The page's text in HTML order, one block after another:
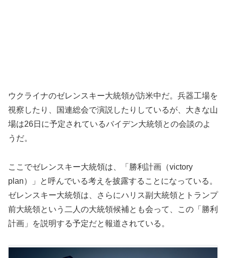
ウクライナのゼレンスキー大統領が訪米中だ。兵器工場を
視察したり、国連総会で演説したりしているが、大きな山
場は26日に予定されているバイデン大統領との会談のよ
うだ。
ここでゼレンスキー大統領は、「勝利計画（victory
plan）」と呼んでいる考えを披露することになっている。
ゼレンスキー大統領は、さらにハリス副大統領とトランプ
前大統領という二人の大統領候補とも会って、この「勝利
計画」を説明する予定だと報道されている。